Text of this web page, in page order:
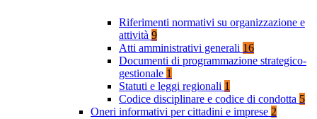
Riferimenti normativi su organizzazione e
attività 9
Atti amministrativi generali 16
Documenti di programmazione strategico-
gestionale 1
Statuti e leggi regionali 1
Codice disciplinare e codice di condotta 5
Oneri informativi per cittadini e imprese 2